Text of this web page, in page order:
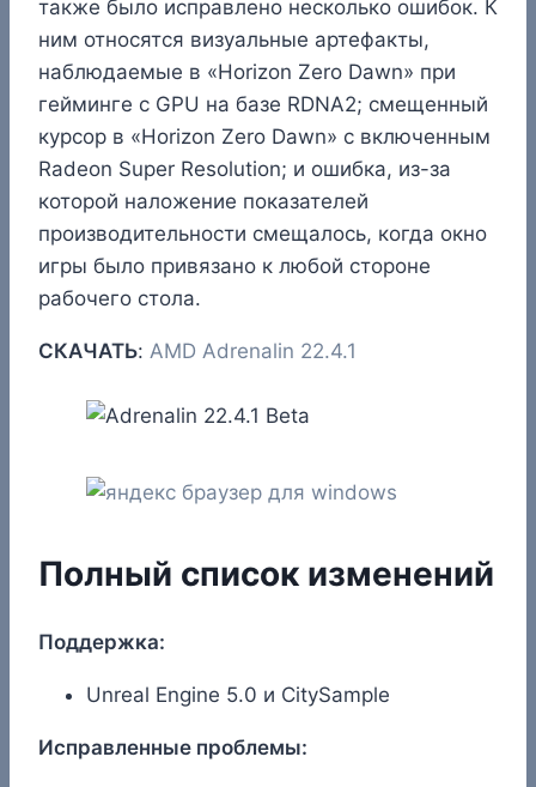
также было исправлено несколько ошибок. К
ним относятся визуальные артефакты,
наблюдаемые в «Horizon Zero Dawn» при
гейминге с GPU на базе RDNA2; смещенный
курсор в «Horizon Zero Dawn» с включенным
Radeon Super Resolution; и ошибка, из-за
которой наложение показателей
производительности смещалось, когда окно
игры было привязано к любой стороне
рабочего стола.
СКАЧАТЬ: AMD Adrenalin 22.4.1
Полный список изменений
Поддержка:
Unreal Engine 5.0 и CitySample
Исправленные проблемы: